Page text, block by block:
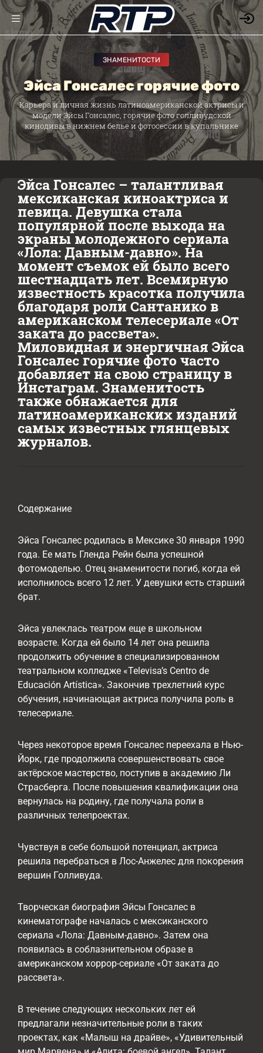
ЗНАМЕНИТОСТИ
Эйса Гонсалес горячие фото
Карьера и личная жизнь латиноамериканской актрисы и
модели Эйсы Гонсалес, горячие фото голливудской
кинодивы в нижнем белье и фотосессии в купальнике
Эйса Гонсалес – талантливая
мексиканская киноактриса и
певица. Девушка стала
популярной после выхода на
экраны молодежного сериала
«Лола: Давным-давно». На
момент съемок ей было всего
шестнадцать лет. Всемирную
известность красотка получила
благодаря роли Сантанико в
американском телесериале «От
заката до рассвета».
Миловидная и энергичная Эйса
Гонсалес горячие фото часто
добавляет на свою страницу в
Инстаграм. Знаменитость
также обнажается для
латиноамериканских изданий
самых известных глянцевых
журналов.
Содержание
Эйса Гонсалес родилась в Мексике 30 января 1990
года. Ее мать Гленда Рейн была успешной
фотомоделью. Отец знаменитости погиб, когда ей
исполнилось всего 12 лет. У девушки есть старший
брат.
Эйса увлеклась театром еще в школьном
возрасте. Когда ей было 14 лет она решила
продолжить обучение в специализированном
театральном колледже «Televisa’s Centro de
Educación Artística». Закончив трехлетний курс
обучения, начинающая актриса получила роль в
телесериале.
Через некоторое время Гонсалес переехала в Нью-
Йорк, где продолжила совершенствовать свое
актёрское мастерство, поступив в академию Ли
Страсберга. После повышения квалификации она
вернулась на родину, где получала роли в
различных телепроектах.
Чувствуя в себе большой потенциал, актриса
решила перебраться в Лос-Анжелес для покорения
вершин Голливуда.
Творческая биография Эйсы Гонсалес в
кинематографе началась с мексиканского
сериала «Лола: Давным-давно». Затем она
появилась в соблазнительном образе в
американском хоррор-сериале «От заката до
рассвета».
В течение следующих нескольких лет ей
предлагали незначительные роли в таких
проектах, как «Малыш на драйве», «Удивительный